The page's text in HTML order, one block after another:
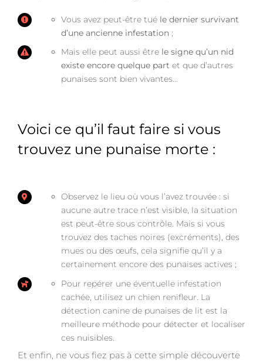
Vous avez peut-être tué le dernier survivant
d’une ancienne infestation ;
Mais elle peut aussi être le signe qu’un nid
existe encore quelque part et que d’autres
punaises sont bien vivantes…
Voici ce qu’il faut faire si vous
trouvez une punaise morte :
Observez le lieu où vous l’avez trouvée : si
aucune autre trace n’est visible, la situation
est peut-être sous contrôle. Mais si vous
trouvez des taches noires (excréments), des
mues ou des œufs, cela signifie qu’il y a
certainement encore des punaises actives ;
Pour repérer une éventuelle infestation
cachée, utilisez un chien renifleur. La
détection canine de punaises de lit est la
meilleure méthode pour détecter et localiser
ces nuisibles.
Et enfin, ne vous fiez pas à cette simple découverte